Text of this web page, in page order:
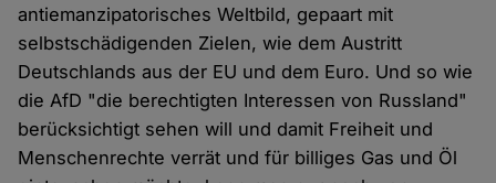
antiemanzipatorisches Weltbild, gepaart mit
selbstschädigenden Zielen, wie dem Austritt
Deutschlands aus der EU und dem Euro. Und so wie
die AfD "die berechtigten Interessen von Russland"
berücksichtigt sehen will und damit Freiheit und
Menschenrechte verrät und für billiges Gas und Öl